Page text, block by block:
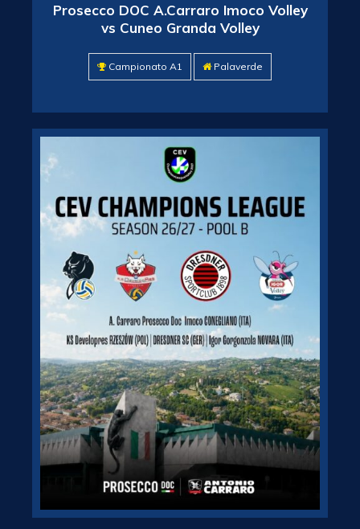
Prosecco DOC A.Carraro Imoco Volley
vs Cuneo Granda Volley
Campionato A1 Palaverde